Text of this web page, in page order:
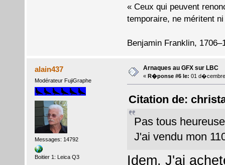
« Ceux qui peuvent
temporaire, ne méritent
Benjamin Franklin,
alain437
Modérateur FujiGraphe
Messages: 14792
Boitier 1: Leica Q3
Arnaques au GFX sur LBC
« R�ponse #6 le: 01
Citation de:
Pas tous
J'ai vendu mon
Idem. J'ai